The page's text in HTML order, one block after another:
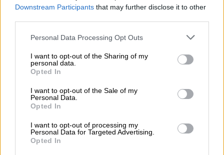
Downstream Participants that may further disclose it to other
Please note that this website/app uses one or more Google
not limited to your visit or usage behaviour. You may click to
grant or deny consent to Google and its third-party tags to
use your data for below specified purposes in below Google
consent section.
Personal Data Processing Opt Outs
I want to opt-out of the Sharing of my
personal data.
Opted In
I want to opt-out of the Sale of my
Personal Data.
Opted In
I want to opt-out of processing my
Personal Data for Targeted Advertising.
Opted In
για άλλαδημοσκοπικά ευρημάτα. Είναι
χαρακτηριστικό πως σύμφωνα με την Alco
όσον αφορά σταΤέμπη το77%
συγκάλυψης. Παράλληλα όσον αφορά στο
νομοσχέδιο για τα
σχεδόντέσσερις στους δέκα λένε πως θα
επηρεάσει πολύ την ψήφο του στις
ευρωεκλογές,
20% λίγο. Σχετικά με το νομοσχέδιο για την
ισότητα στον πολιτικό γάμο, που ψηφίστηκε